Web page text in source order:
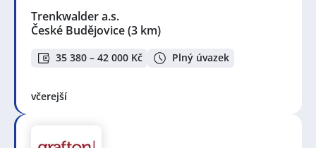
Trenkwalder a.s.
České Budějovice(3 km)
35 380 – 42 000 Kč Plný úvazek
včerejší